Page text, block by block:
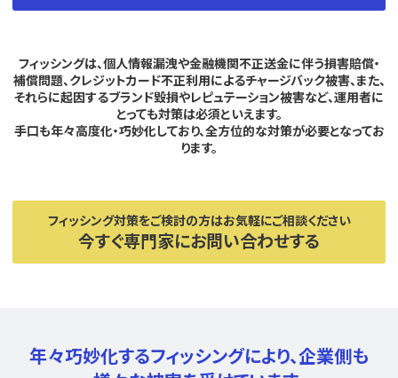
フィッシングは、個人情報漏洩や金融機関不正送金に伴う損害賠償・
補償問題、クレジットカード不正利用によるチャージバック被害、また、
それらに起因するブランド毀損やレピュテーション被害など、運用者に
とっても対策は必須といえます。
手口も年々高度化・巧妙化しており、全方位的な対策が必要となってお
ります。
フィッシング対策をご検討の方はお気軽にご相談ください
今すぐ専門家にお問い合わせする
年々巧妙化するフィッシングにより、企業側も